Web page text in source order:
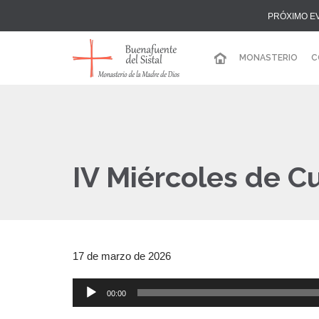
PRÓXIMO
MONASTERIO
IV Miércoles de
17 de marzo de 2026
00:00